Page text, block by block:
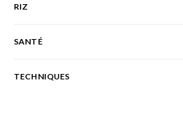
RIZ
SANTÉ
TECHNIQUES